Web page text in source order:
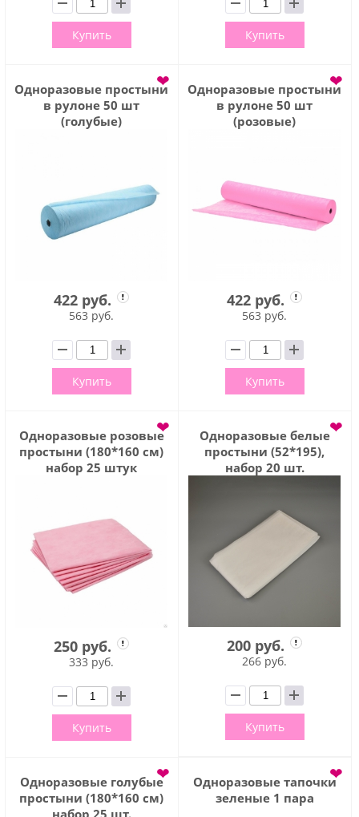
Купить Купить
Одноразовые простыни
в рулоне 50 шт
(голубые)
❤
422 руб.
563 руб.
Купить
Одноразовые простыни
в рулоне 50 шт
(розовые)
❤
422 руб.
563 руб.
Купить
Одноразовые розовые
простыни (180*160 см)
набор 25 штук
❤
250 руб.
333 руб.
Купить
Одноразовые белые
простыни (52*195),
набор 20 шт.
❤
200 руб.
266 руб.
Купить
Одноразовые голубые
простыни (180*160 см)
набор 25 шт.
❤
Одноразовые тапочки
зеленые 1 пара
❤